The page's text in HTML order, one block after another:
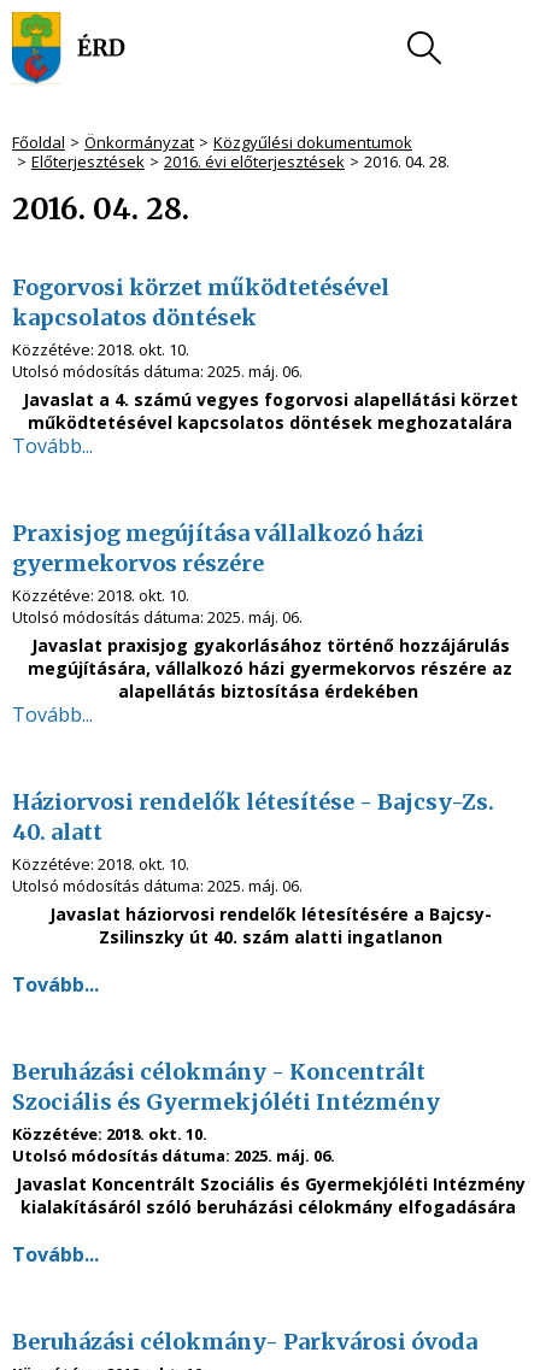
Főoldal Önkormányzat
Közgyűlési dokumentumok
Előterjesztések
2016. évi előterjesztések 2016. 04. 28.
2016. 04. 28.
Fogorvosi körzet működtetésével
kapcsolatos döntések
Közzétéve: 2018. okt. 10.
Utolsó módosítás dátuma: 2025. máj. 06.
Javaslat a 4. számú vegyes fogorvosi alapellátási körzet
működtetésével kapcsolatos döntések meghozatalára
Tovább...
Praxisjog megújítása vállalkozó házi
gyermekorvos részére
Közzétéve: 2018. okt. 10.
Utolsó módosítás dátuma: 2025. máj. 06.
Javaslat praxisjog gyakorlásához történő hozzájárulás
megújítására, vállalkozó házi gyermekorvos részére az
alapellátás biztosítása érdekében
Tovább...
Háziorvosi rendelők létesítése - Bajcsy-Zs.
40. alatt
Közzétéve: 2018. okt. 10.
Utolsó módosítás dátuma: 2025. máj. 06.
Javaslat háziorvosi rendelők létesítésére a Bajcsy-
Zsilinszky út 40. szám alatti ingatlanon
Tovább...
Beruházási célokmány - Koncentrált
Szociális és Gyermekjóléti Intézmény
Közzétéve: 2018. okt. 10.
Utolsó módosítás dátuma: 2025. máj. 06.
Javaslat Koncentrált Szociális és Gyermekjóléti Intézmény
kialakításáról szóló beruházási célokmány elfogadására
Tovább...
Beruházási célokmány- Parkvárosi óvoda